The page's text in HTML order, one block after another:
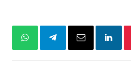
لينكدإن البريد